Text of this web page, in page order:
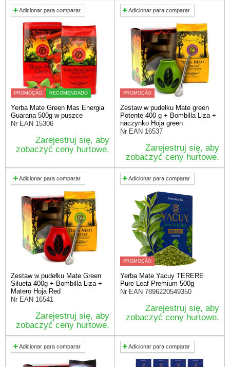
Adicionar para comparar
PROMOÇÃO RECOMENDADO
Yerba Mate Green Mas Energia
Guarana 500g w puszce
Nr EAN 15306
Zarejestruj się, aby
zobaczyć ceny hurtowe.
Adicionar para comparar
PROMOÇÃO
Zestaw w pudełku Mate green
Potente 400 g + Bombilla Liza +
naczynko Hoja green
Nr EAN 16537
Zarejestruj się, aby
zobaczyć ceny hurtowe.
Adicionar para comparar
Zestaw w pudełku Mate Green
Silueta 400g + Bombilla Liza +
Matero Hoja Red
Nr EAN 16541
Zarejestruj się, aby
zobaczyć ceny hurtowe.
Adicionar para comparar
PROMOÇÃO
Yerba Mate Yacuy TERERE
Pure Leaf Premium 500g
Nr EAN 7896220549350
Zarejestruj się, aby
zobaczyć ceny hurtowe.
Adicionar para comparar Adicionar para comparar